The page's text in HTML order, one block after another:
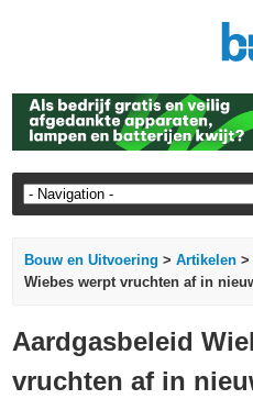
Bouw en Uitvoering >Artikelen >
Wiebes werpt vruchten af in
Aardgasbeleid
vruchten af in